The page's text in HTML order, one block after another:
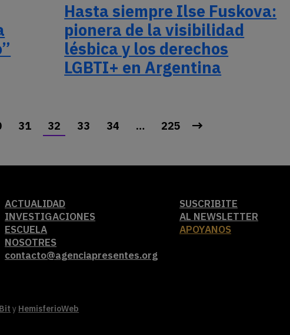
Hasta siempre Ilse Fuskova:
pionera de la visibilidad
lésbica y los derechos
LGBTI+ en Argentina
31 32 33 34 … 225
ACTUALIDAD
INVESTIGACIONES
ESCUELA
NOSOTRES
contacto@agenciapresentes.org
SUSCRIBITE
AL NEWSLETTER
APOYANOS
y HemisferioWeb